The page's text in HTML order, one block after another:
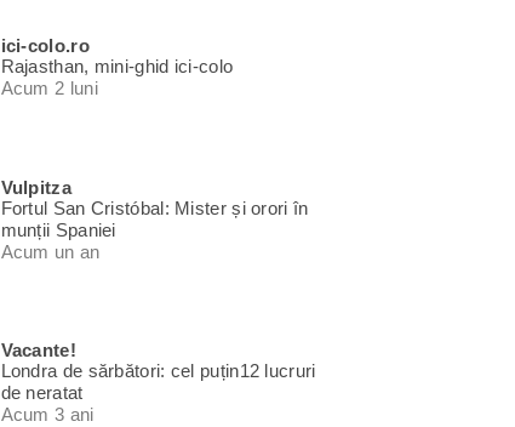
ici-colo.ro
Rajasthan, mini-ghid ici-colo
Acum 2 luni
Vulpitza
Fortul San Cristóbal: Mister și orori în
munții Spaniei
Acum un an
Vacante!
Londra de sărbători: cel puțin12 lucruri
de neratat
Acum 3 ani